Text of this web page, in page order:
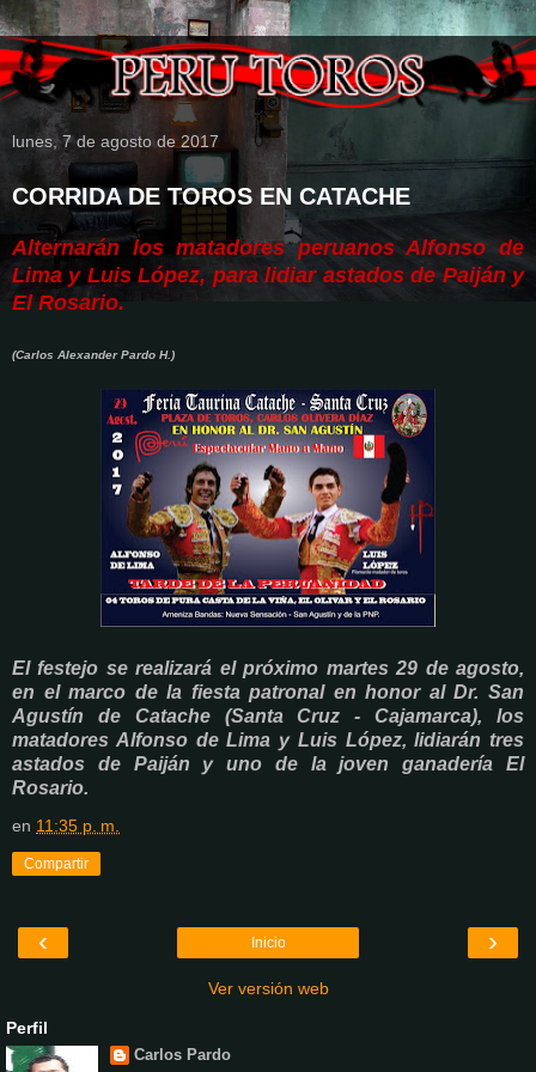
lunes, 7 de agosto de 2017
CORRIDA DE TOROS EN CATACHE
Alternarán los matadores peruanos Alfonso de
Lima y Luis López, para lidiar astados de Paiján y
El Rosario.
(Carlos Alexander Pardo H.)
El festejo se realizará el próximo martes 29 de agosto,
en el marco de la fiesta patronal en honor al Dr. San
Agustín de Catache (Santa Cruz - Cajamarca), los
matadores Alfonso de Lima y Luis López, lidiarán tres
astados de Paiján y uno de la joven ganadería El
Rosario.
en 11:35 p. m.
Compartir
‹ ›
Inicio
Ver versión web
Perfil
Carlos Pardo